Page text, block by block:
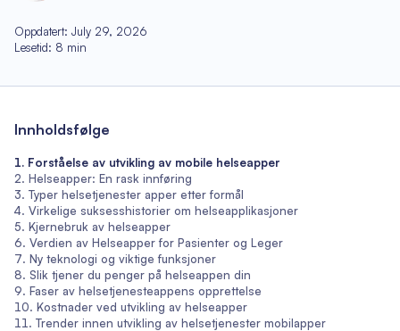
Oppdatert: July 29, 2026
Lesetid: 8 min
Innholdsfølge
Forståelse av utvikling av mobile helseapper
Helseapper: En rask innføring
Typer helsetjenester apper etter formål
Virkelige suksesshistorier om helseapplikasjoner
Kjernebruk av helseapper
Verdien av Helseapper for Pasienter og Leger
Ny teknologi og viktige funksjoner
Slik tjener du penger på helseappen din
Faser av helsetjenesteappens opprettelse
Kostnader ved utvikling av helseapper
Trender innen utvikling av helsetjenester mobilapper